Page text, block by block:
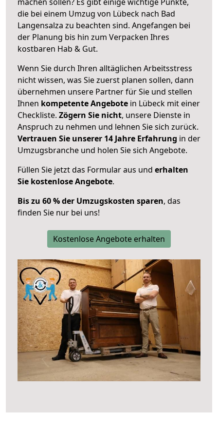
die bei einem Umzug von Lübeck nach Bad
Langensalza zu beachten sind. Angefangen bei
der Planung bis hin zum Verpacken Ihres
kostbaren Hab & Gut.
Wenn Sie durch Ihren alltäglichen Arbeitsstress
nicht wissen, was Sie zuerst planen sollen, dann
übernehmen unsere Partner für Sie und stellen
Ihnen kompetente Angebote in Lübeck mit einer
Checkliste. Zögern Sie nicht, unsere Dienste in
Anspruch zu nehmen und lehnen Sie sich zurück.
Vertrauen Sie unserer 14 Jahre Erfahrung in der
Umzugsbranche und holen Sie sich Angebote.
Füllen Sie jetzt das Formular aus und erhalten
Sie kostenlose Angebote.
Bis zu 60 % der Umzugskosten sparen, das
finden Sie nur bei uns!
Kostenlose Angebote erhalten